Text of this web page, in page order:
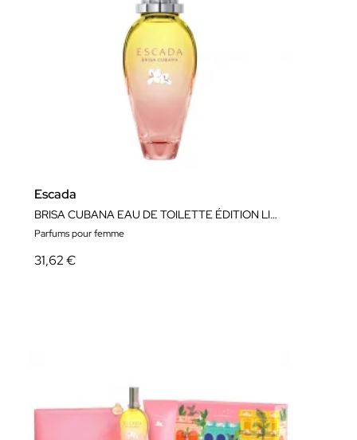
Escada
BRISA CUBANA EAU DE TOILETTE ÉDITION LIMITÉE
Parfums pour femme
31,62 €